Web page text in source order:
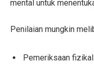
mental untuk
Penilaian mungkin
Pemeriksaan fizikal.